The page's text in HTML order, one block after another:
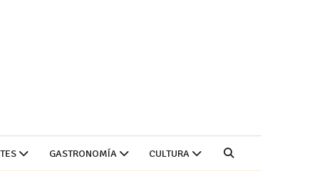
GASTRONOMÍA CULTURA